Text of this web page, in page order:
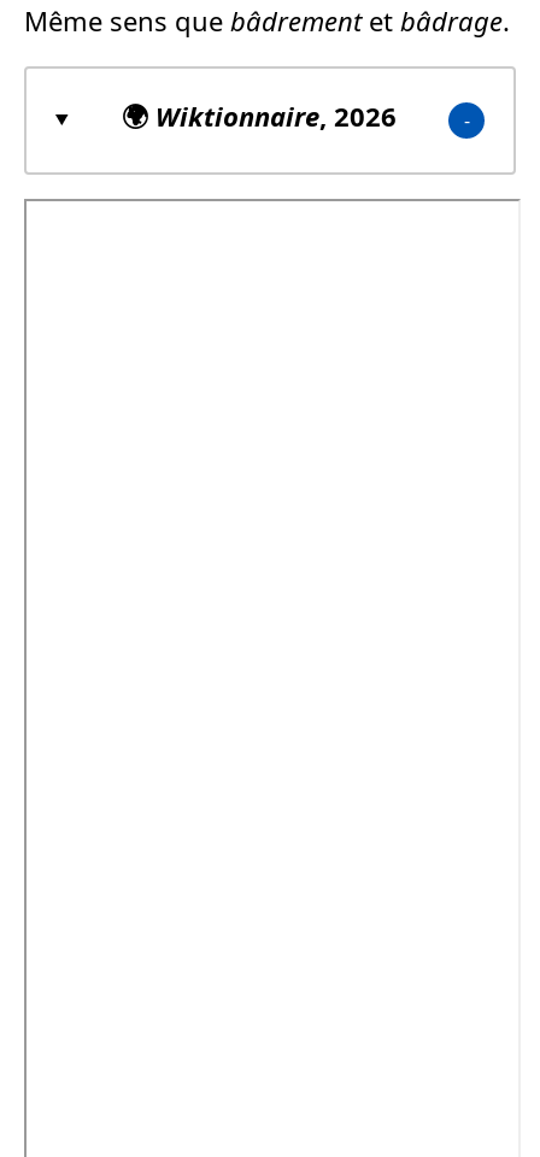
Même sens que bâdrementet bâdrage.
🌍 Wiktionnaire, 2026